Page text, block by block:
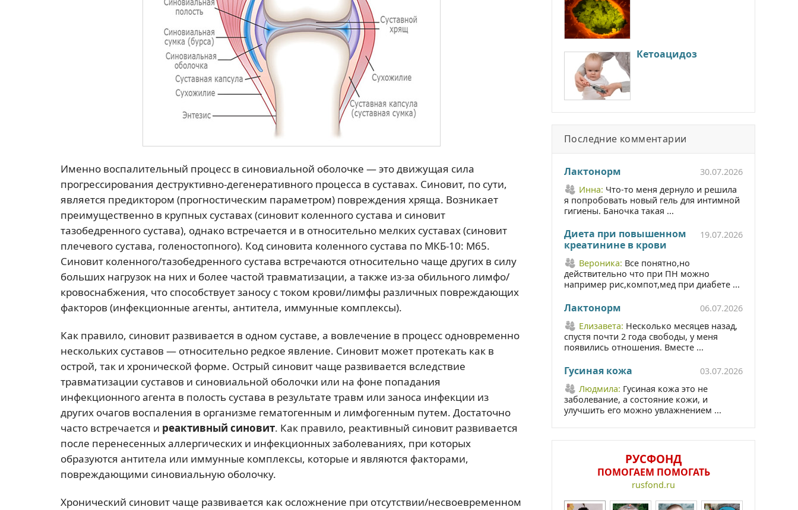
Именно воспалительный процесс в синовиальной оболочке — это движущая сила
прогрессирования деструктивно-дегенеративного процесса в суставах. Синовит, по сути,
является предиктором (прогностическим параметром) повреждения хряща. Возникает
преимущественно в крупных суставах (синовит коленного сустава и синовит
тазобедренного сустава), однако встречается и в относительно мелких суставах (синовит
плечевого сустава, голеностопного). Код синовита коленного сустава по МКБ-10: M65.
Синовит коленного/тазобедренного сустава встречаются относительно чаще других в силу
больших нагрузок на них и более частой травматизации, а также из-за обильного лимфо/
кровоснабжения, что способствует заносу с током крови/лимфы различных повреждающих
факторов (инфекционные агенты, антитела, иммунные комплексы).
Как правило, синовит развивается в одном суставе, а вовлечение в процесс одновременно
нескольких суставов — относительно редкое явление. Синовит может протекать как в
острой, так и хронической форме. Острый синовит чаще развивается вследствие
травматизации суставов и синовиальной оболочки или на фоне попадания
инфекционного агента в полость сустава в результате травм или заноса инфекции из
других очагов воспаления в организме гематогенным и лимфогенным путем. Достаточно
часто встречается и реактивный синовит. Как правило, реактивный синовит развивается
после перенесенных аллергических и инфекционных заболеваниях, при которых
образуются антитела или иммунные комплексы, которые и являются факторами,
повреждающими синовиальную оболочку.
Хронический синовит чаще развивается как осложнение при отсутствии/несвоевременном
Кетоацидоз
Последние комментарии
Лактонорм
30.07.2026
Инна: Что-то меня дернуло и решила
я попробовать новый гель для интимной
гигиены. Баночка такая ...
Диета при повышенном
креатинине в крови
19.07.2026
Вероника: Все понятно,но
действительно что при ПН можно
например рис,компот,мед при диабете ...
Лактонорм
06.07.2026
Елизавета: Несколько месяцев назад,
спустя почти 2 года свободы, у меня
появились отношения. Вместе ...
Гусиная кожа
03.07.2026
Людмила: Гусиная кожа это не
заболевание, а состояние кожи, и
улучшить его можно увлажнением ...
РУСФОНД
ПОМОГАЕМ ПОМОГАТЬ
rusfond.ru